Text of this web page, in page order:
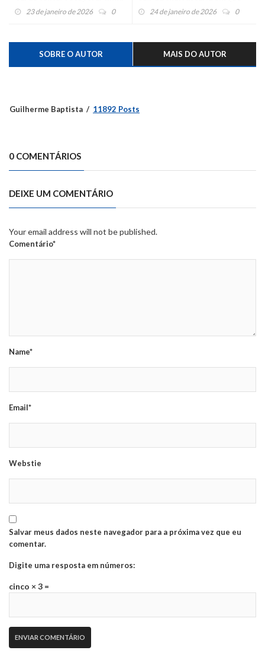
de pesca
23 de janeiro de 2026 0
comemorava 50 anos
24 de janeiro de 2026 0
SOBRE O AUTOR MAIS DO AUTOR
Guilherme Baptista 11892 Posts
0 COMENTÁRIOS
DEIXE UM COMENTÁRIO
Your email address will not be published.
Comentário*
Name*
Email*
Webstie
Salvar meus dados neste navegador para a próxima vez que eu
comentar.
Digite uma resposta em números:
cinco × 3 =